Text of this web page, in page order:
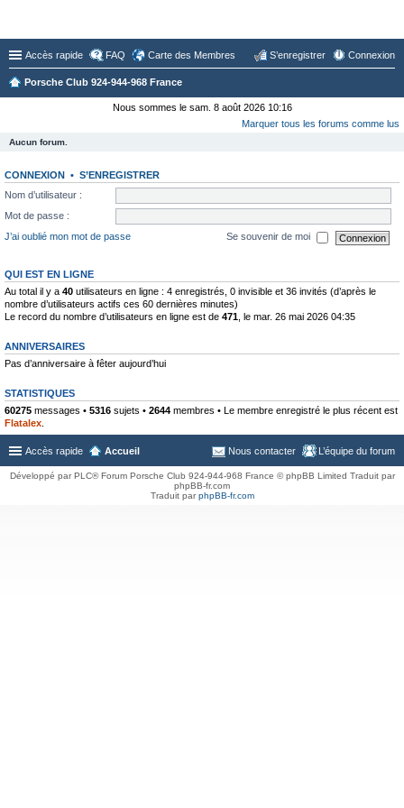
Accès rapide FAQ Carte des Membres Connexion
S’enregistrer
Porsche Club 924-944-968 France
Nous sommes le sam. 8 août 2026 10:16
Marquer tous les forums comme lus
Aucun forum.
CONNEXION • S’ENREGISTRER
Nom d’utilisateur :
Mot de passe :
J’ai oublié mon mot de passe
Se souvenir de moi
QUI EST EN LIGNE
Au total il y a 40 utilisateurs en ligne : 4 enregistrés, 0 invisible et 36 invités (d’après le
nombre d’utilisateurs actifs ces 60 dernières minutes)
Le record du nombre d’utilisateurs en ligne est de 471 , le mar. 26 mai 2026 04:35
ANNIVERSAIRES
Pas d’anniversaire à fêter aujourd’hui
STATISTIQUES
60275 messages • 5316 sujets • 2644 membres • Le membre enregistré le plus récent est
Flatalex
Accès rapide Accueil L’équipe du forum
Nous contacter
Développé par PLC® Forum Porsche Club 924-944-968 France © phpBB Limited Traduit par
phpBB-fr.com
Traduit parphpBB-fr.com